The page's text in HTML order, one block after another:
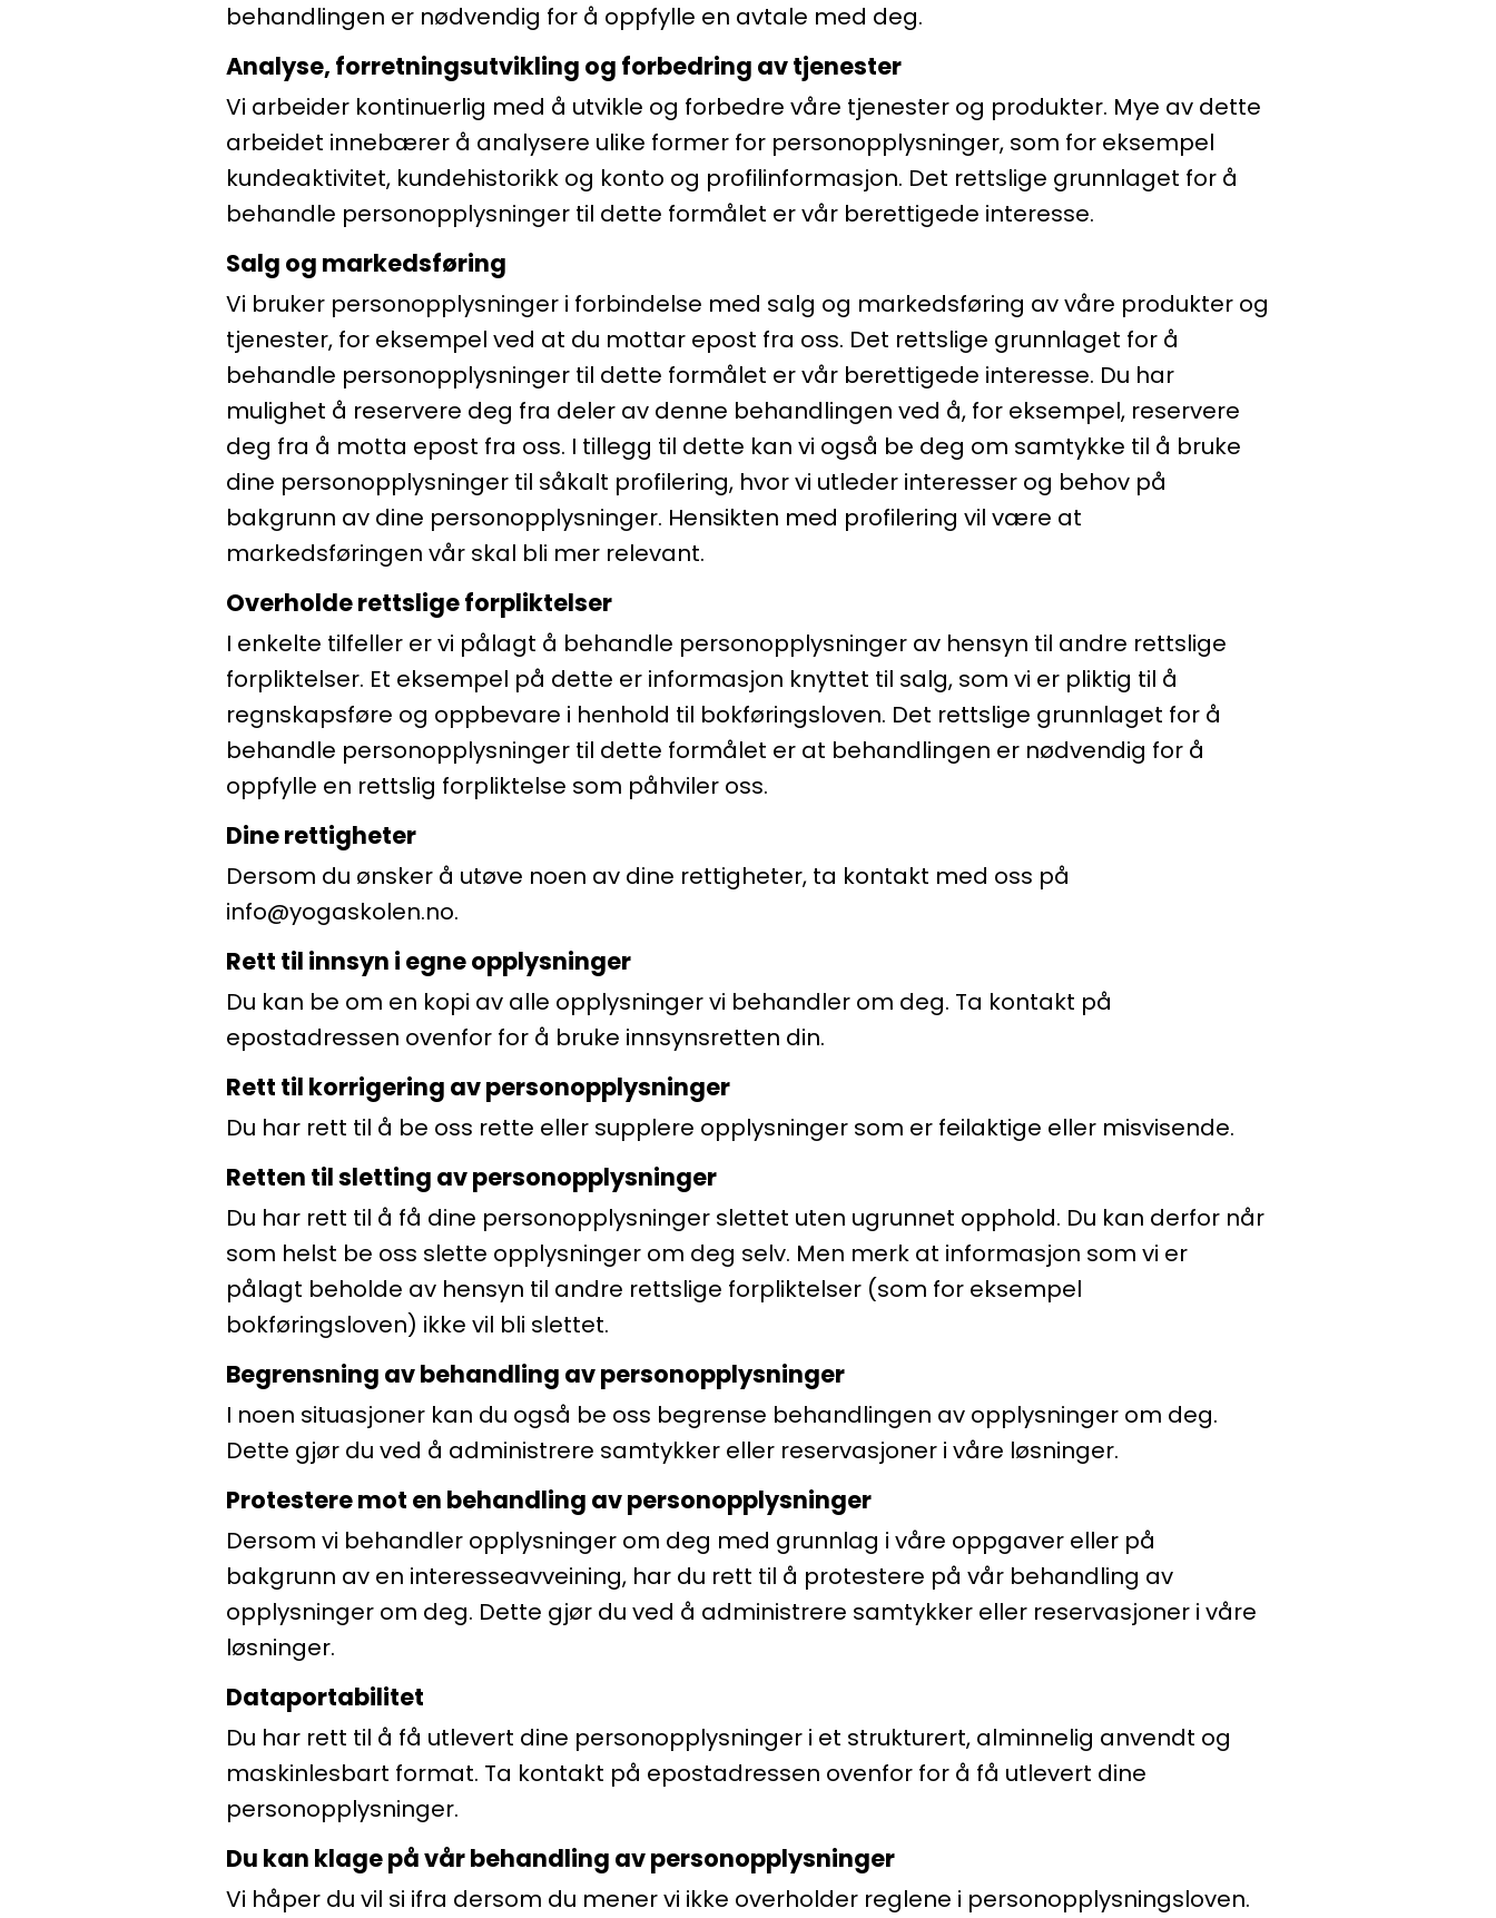
behandlingen er nødvendig for å oppfylle en avtale med deg.
Analyse, forretningsutvikling og forbedring av tjenester
Vi arbeider kontinuerlig med å utvikle og forbedre våre tjenester og produkter. Mye av dette
arbeidet innebærer å analysere ulike former for personopplysninger, som for eksempel
kundeaktivitet, kundehistorikk og konto og profilinformasjon. Det rettslige grunnlaget for å
behandle personopplysninger til dette formålet er vår berettigede interesse.
Salg og markedsføring
Vi bruker personopplysninger i forbindelse med salg og markedsføring av våre produkter og
tjenester, for eksempel ved at du mottar epost fra oss. Det rettslige grunnlaget for å
behandle personopplysninger til dette formålet er vår berettigede interesse. Du har
mulighet å reservere deg fra deler av denne behandlingen ved å, for eksempel, reservere
deg fra å motta epost fra oss. I tillegg til dette kan vi også be deg om samtykke til å bruke
dine personopplysninger til såkalt profilering, hvor vi utleder interesser og behov på
bakgrunn av dine personopplysninger. Hensikten med profilering vil være at
markedsføringen vår skal bli mer relevant.
Overholde rettslige forpliktelser
I enkelte tilfeller er vi pålagt å behandle personopplysninger av hensyn til andre rettslige
forpliktelser. Et eksempel på dette er informasjon knyttet til salg, som vi er pliktig til å
regnskapsføre og oppbevare i henhold til bokføringsloven. Det rettslige grunnlaget for å
behandle personopplysninger til dette formålet er at behandlingen er nødvendig for å
oppfylle en rettslig forpliktelse som påhviler oss.
Dine rettigheter
Dersom du ønsker å utøve noen av dine rettigheter, ta kontakt med oss på
info@yogaskolen.no.
Rett til innsyn i egne opplysninger
Du kan be om en kopi av alle opplysninger vi behandler om deg. Ta kontakt på
epostadressen ovenfor for å bruke innsynsretten din.
Rett til korrigering av personopplysninger
Du har rett til å be oss rette eller supplere opplysninger som er feilaktige eller misvisende.
Retten til sletting av personopplysninger
Du har rett til å få dine personopplysninger slettet uten ugrunnet opphold. Du kan derfor når
som helst be oss slette opplysninger om deg selv. Men merk at informasjon som vi er
pålagt beholde av hensyn til andre rettslige forpliktelser (som for eksempel
bokføringsloven) ikke vil bli slettet.
Begrensning av behandling av personopplysninger
I noen situasjoner kan du også be oss begrense behandlingen av opplysninger om deg.
Dette gjør du ved å administrere samtykker eller reservasjoner i våre løsninger.
Protestere mot en behandling av personopplysninger
Dersom vi behandler opplysninger om deg med grunnlag i våre oppgaver eller på
bakgrunn av en interesseavveining, har du rett til å protestere på vår behandling av
opplysninger om deg. Dette gjør du ved å administrere samtykker eller reservasjoner i våre
løsninger.
Dataportabilitet
Du har rett til å få utlevert dine personopplysninger i et strukturert, alminnelig anvendt og
maskinlesbart format. Ta kontakt på epostadressen ovenfor for å få utlevert dine
personopplysninger.
Du kan klage på vår behandling av personopplysninger
Vi håper du vil si ifra dersom du mener vi ikke overholder reglene i personopplysningsloven.